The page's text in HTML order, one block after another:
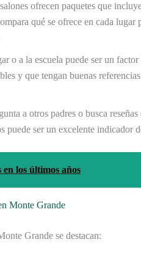
ofrecen paquetes que
qué se ofrece en cada lugar
o a la escuela puede ser un
y que tengan buenas
a otros padres o busca
puede ser un excelente indicador
los últimos años
Monte Grande
Grande se destacan: